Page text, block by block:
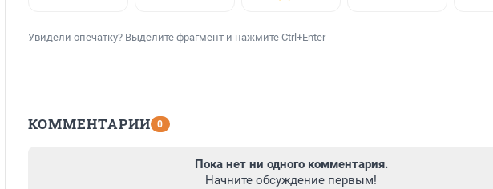
Увидели опечатку? Выделите фрагмент и нажмите Ctrl+Enter
КОММЕНТАРИИ 0
Пока нет ни одного комментария.
Начните обсуждение первым!